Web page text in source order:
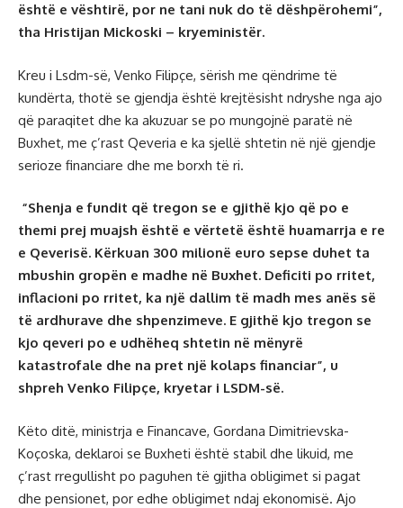
është e vështirë, por ne tani nuk do të dëshpërohemi”,
tha Hristijan Mickoski – kryeministër.
Kreu i Lsdm-së, Venko Filipçe, sërish me qëndrime të
kundërta, thotë se gjendja është krejtësisht ndryshe nga ajo
që paraqitet dhe ka akuzuar se po mungojnë paratë në
Buxhet, me ç’rast Qeveria e ka sjellë shtetin në një gjendje
serioze financiare dhe me borxh të ri.
“Shenja e fundit që tregon se e gjithë kjo që po e
themi prej muajsh është e vërtetë është huamarrja e re
e Qeverisë. Kërkuan 300 milionë euro sepse duhet ta
mbushin gropën e madhe në Buxhet. Deficiti po rritet,
inflacioni po rritet, ka një dallim të madh mes anës së
të ardhurave dhe shpenzimeve. E gjithë kjo tregon se
kjo qeveri po e udhëheq shtetin në mënyrë
katastrofale dhe na pret një kolaps financiar”, u
shpreh Venko Filipçe, kryetar i LSDM-së.
Këto ditë, ministrja e Financave, Gordana Dimitrievska-
Koçoska, deklaroi se Buxheti është stabil dhe likuid, me
ç’rast rregullisht po paguhen të gjitha obligimet si pagat
dhe pensionet, por edhe obligimet ndaj ekonomisë. Ajo